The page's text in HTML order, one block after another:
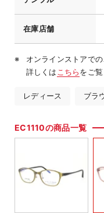
在庫店舗
オンラインストアで
詳しくは こちらをご覧
レディース ブラ
EC1110の商品一覧